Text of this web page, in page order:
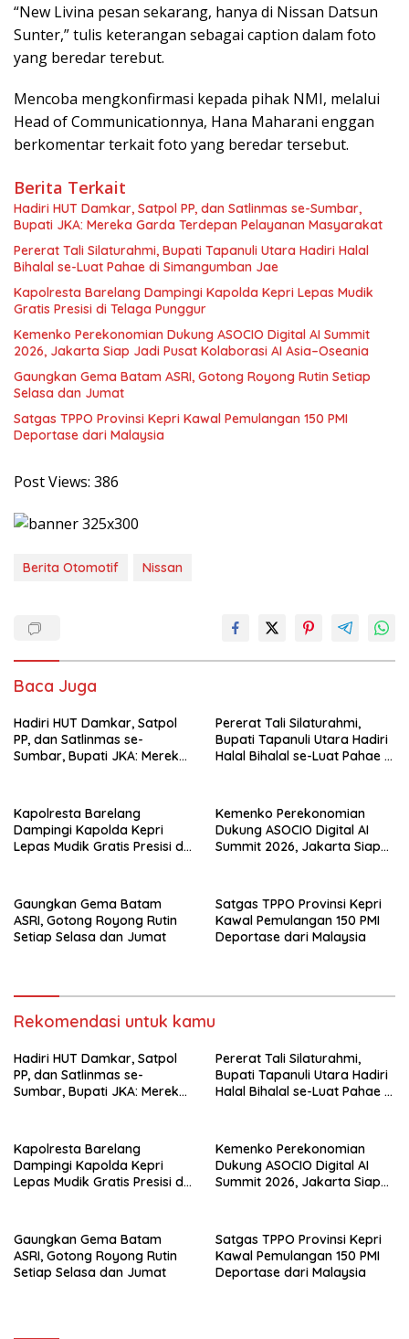
“New Livina pesan sekarang, hanya di Nissan Datsun
Sunter,” tulis keterangan sebagai caption dalam foto
yang beredar terebut.
Mencoba mengkonfirmasi kepada pihak NMI, melalui
Head of Communicationnya, Hana Maharani enggan
berkomentar terkait foto yang beredar tersebut.
Berita Terkait
Hadiri HUT Damkar, Satpol PP, dan Satlinmas se-Sumbar,
Bupati JKA: Mereka Garda Terdepan Pelayanan Masyarakat
Pererat Tali Silaturahmi, Bupati Tapanuli Utara Hadiri Halal
Bihalal se-Luat Pahae di Simangumban Jae
Kapolresta Barelang Dampingi Kapolda Kepri Lepas Mudik
Gratis Presisi di Telaga Punggur
Kemenko Perekonomian Dukung ASOCIO Digital AI Summit
2026, Jakarta Siap Jadi Pusat Kolaborasi AI Asia–Oseania
Gaungkan Gema Batam ASRI, Gotong Royong Rutin Setiap
Selasa dan Jumat
Satgas TPPO Provinsi Kepri Kawal Pemulangan 150 PMI
Deportase dari Malaysia
Post Views: 386
Berita Otomotif Nissan
Baca Juga
Hadiri HUT Damkar, Satpol
PP, dan Satlinmas se-
Sumbar, Bupati JKA: Mereka
Pererat Tali Silaturahmi,
Bupati Tapanuli Utara Hadiri
Halal Bihalal se-Luat Pahae di
Kapolresta Barelang
Dampingi Kapolda Kepri
Lepas Mudik Gratis Presisi di
Kemenko Perekonomian
Dukung ASOCIO Digital AI
Summit 2026, Jakarta Siap
Gaungkan Gema Batam
ASRI, Gotong Royong Rutin
Setiap Selasa dan Jumat
Satgas TPPO Provinsi Kepri
Kawal Pemulangan 150 PMI
Deportase dari Malaysia
Rekomendasi untuk kamu
Hadiri HUT Damkar, Satpol
PP, dan Satlinmas se-
Sumbar, Bupati JKA: Mereka
Pererat Tali Silaturahmi,
Bupati Tapanuli Utara Hadiri
Halal Bihalal se-Luat Pahae di
Kapolresta Barelang
Dampingi Kapolda Kepri
Lepas Mudik Gratis Presisi di
Kemenko Perekonomian
Dukung ASOCIO Digital AI
Summit 2026, Jakarta Siap
Gaungkan Gema Batam
ASRI, Gotong Royong Rutin
Setiap Selasa dan Jumat
Satgas TPPO Provinsi Kepri
Kawal Pemulangan 150 PMI
Deportase dari Malaysia